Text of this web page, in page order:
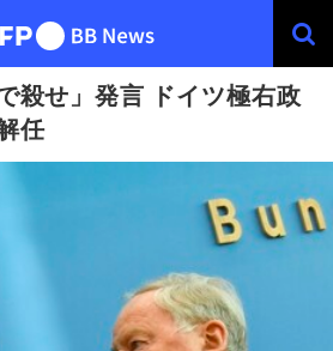
殺せ」発言 ドイツ極右政
任